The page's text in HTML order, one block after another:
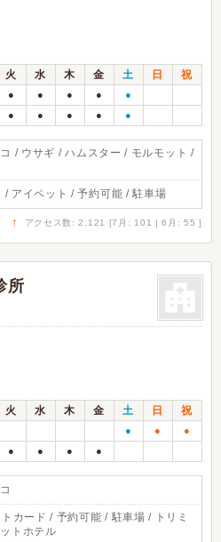
火 水 木 金 土 日
祝
● ● ● ● ●
● ● ● ● ●
/ ウサギ / ハムスター / モルモット /
/ アイペット / 予約可能 / 駐車場
↑ アクセス数: 2,121 [7月: 101 | 6月: 55 ]
所
火 水 木 金 土 日
祝
● ● ●
● ● ● ●
カード / 予約可能 / 駐車場 / トリミ
トホテル